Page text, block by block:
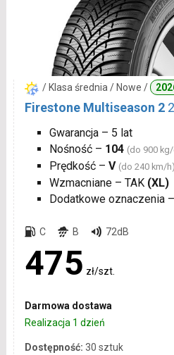
/ Klasa średnia / Nowe /
Firestone Multiseason 2
Gwarancja – 5 lat
Nośność – 104 (do 900
Prędkość – V (do 240 km/h)
Wzmacniane – TAK (XL)
Dodatkowe oznaczenia
C B 72dB
475 zł/szt.
Darmowa dostawa
Realizacja 1 dzień
Dostępność: 30 sztuk